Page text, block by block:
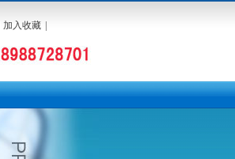
加入收藏